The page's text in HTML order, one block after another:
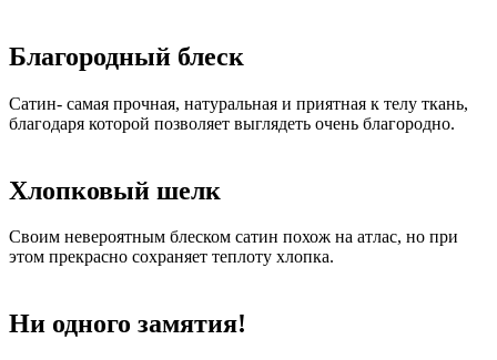
Благородный блеск
Сатин- самая прочная, натуральная и приятная к телу ткань,
благодаря которой позволяет выглядеть очень благородно.
Хлопковый шелк
Своим невероятным блеском сатин похож на атлас, но при
этом прекрасно сохраняет теплоту хлопка.
Ни одного замятия!